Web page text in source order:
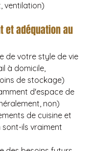
ventilation)
et adéquation au
de votre style de vie
à domicile,
de stockage)
d'espace de
non)
de cuisine et
sont-ils vraiment